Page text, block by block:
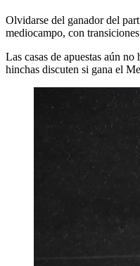
Olvidarse del ganador del
mediocampo, con
Las casas de apuestas aún
hinchas discuten si gana el